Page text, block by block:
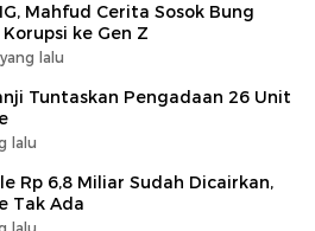
Mahfud Cerita Sosok Bung
ke Gen Z
lalu
Tuntaskan Pengadaan 26 Unit
lalu
Rp 6,8 Miliar Sudah Dicairkan,
Tak Ada